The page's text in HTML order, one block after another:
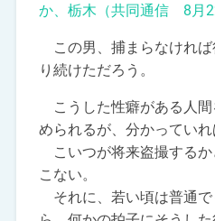
か、栃木（共同通信 8月
この男、捕まらなけれ
り続けただろう。
こうした性癖がある人
められるが、分かっていれ
こいつが将来盗撮するか
こない。
それに、若い頃は普通